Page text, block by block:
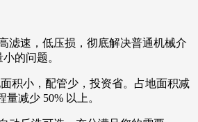
滤速，低压损，彻底解决普通机械介
的问题。
积小，配管少，投资省。占地面积减
减少 50% 以上。